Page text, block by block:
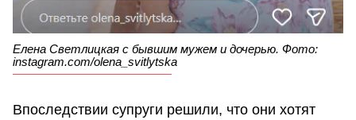
Елена Светлицкая с бывшим мужем и дочерью. Фото:
instagram.com/olena_svitlytska
Впоследствии супруги решили, что они хотят